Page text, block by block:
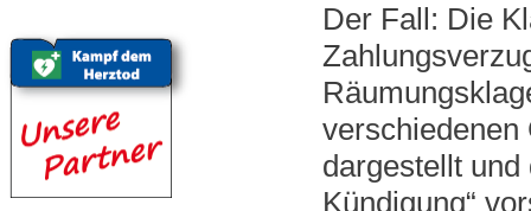
Der Fall: Die
verschiedenen
dargestellt
Kündigung“